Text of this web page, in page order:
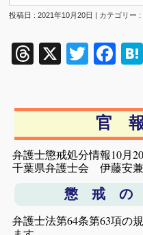
投稿日 : 2021年10月20日 | カテゴリー :
Threads
X
官
弁護士懲戒処分情報10月
千葉県弁護士会 伊藤安
懲 戒 の
弁護士法第64条第63項の